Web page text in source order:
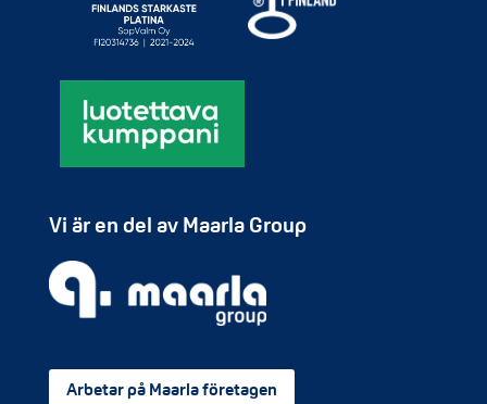
Vi är en del av Maarla Group
Arbetar på Maarla företagen